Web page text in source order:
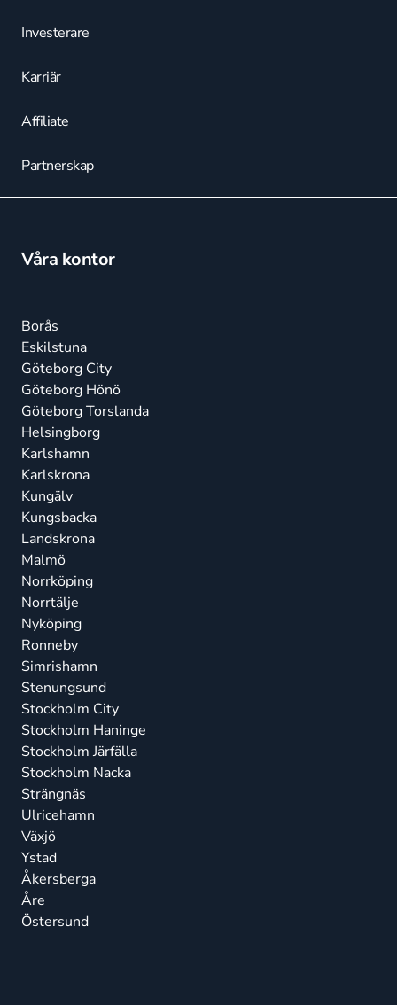
Investerare
Karriär
Affiliate
Partnerskap
Våra kontor
Borås
Eskilstuna
Göteborg City
Göteborg Hönö
Göteborg Torslanda
Helsingborg
Karlshamn
Karlskrona
Kungälv
Kungsbacka
Landskrona
Malmö
Norrköping
Norrtälje
Nyköping
Ronneby
Simrishamn
Stenungsund
Stockholm City
Stockholm Haninge
Stockholm Järfälla
Stockholm Nacka
Strängnäs
Ulricehamn
Växjö
Ystad
Åkersberga
Åre
Östersund